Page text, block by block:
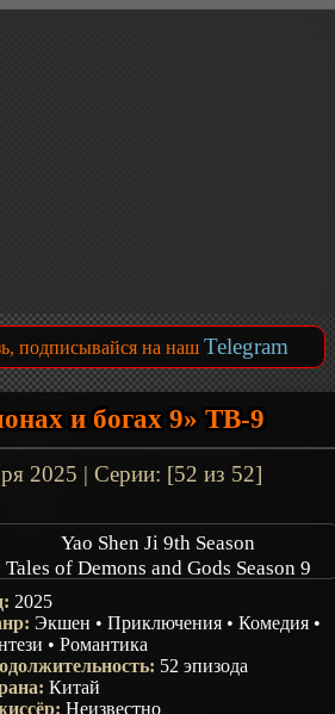
подписывайся на наш Telegram
и богах 9» ТВ-9
2025 | Серии: [52 из 52]
Yao Shen Ji 9th Season
Tales of Demons and Gods Season 9
2025
Экшен •Приключения •Комедия •
•Романтика
52 эпизода
Китай
Неизвестно